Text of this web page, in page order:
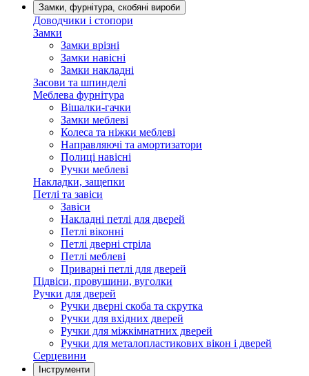
Замки, фурнітура, скобяні вироби
Доводчики і стопори
Замки
Замки врізні
Замки навісні
Замки накладні
Засови та шпинделі
Меблева фурнітура
Вішалки-гачки
Замки меблеві
Колеса та ніжки меблеві
Направляючі та амортизатори
Полиці навісні
Ручки меблеві
Накладки, защепки
Петлі та завіси
Завіси
Накладні петлі для дверей
Петлі віконні
Петлі дверні стріла
Петлі меблеві
Приварні петлі для дверей
Підвіси, провушини, вуголки
Ручки для дверей
Ручки дверні скоба та скрутка
Ручки для вхідних дверей
Ручки для міжкімнатних дверей
Ручки для металопластикових вікон і дверей
Серцевини
Інструменти